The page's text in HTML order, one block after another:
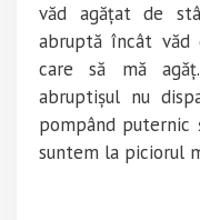
văd agățat de
abruptă încât văd
care să mă
abruptișul nu
pompând
suntem la piciorul